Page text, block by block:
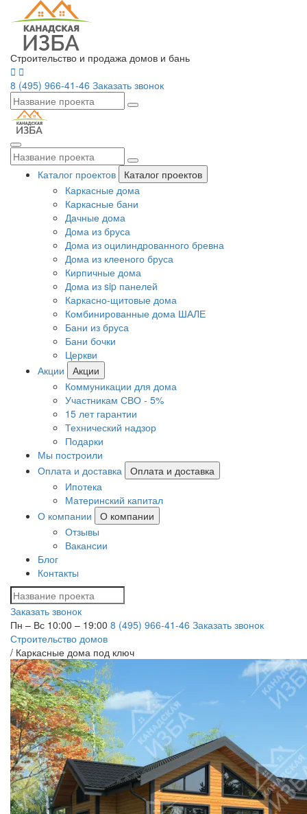
Строительство и продажа домов и бань
8 (495) 966-41-46 Заказать звонок
Каталог проектов
Каталог проектов
Каркасные дома
Каркасные бани
Дачные дома
Дома из бруса
Дома из оцилиндрованного бревна
Дома из клееного бруса
Кирпичные дома
Дома из sip панелей
Каркасно-щитовые дома
Комбинированные дома ШАЛЕ
Бани из бруса
Бани бочки
Церкви
Акции
Акции
Коммуникации для дома
Участникам СВО - 5%
15 лет гарантии
Технический надзор
Подарки
Мы построили
Оплата и доставка
Оплата и доставка
Ипотека
Материнский капитал
О компании
О компании
Отзывы
Вакансии
Блог
Контакты
Заказать звонок
Пн – Вс 10:00 – 19:00 8 (495) 966-41-46 Заказать звонок
Строительство домов
/ Каркасные дома под ключ